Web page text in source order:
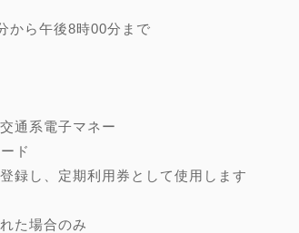
から午後8時00分まで
通系電子マネー
ド
録し、定期利用券として使用します
た場合のみ